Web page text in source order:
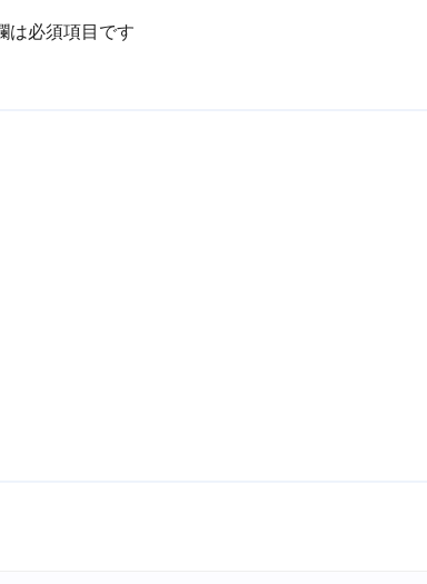
は必須項目です